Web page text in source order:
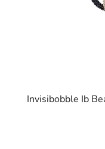
Invisibobble Ib